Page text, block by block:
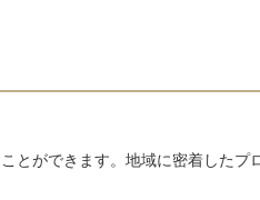
とができます。地域に密着したプ